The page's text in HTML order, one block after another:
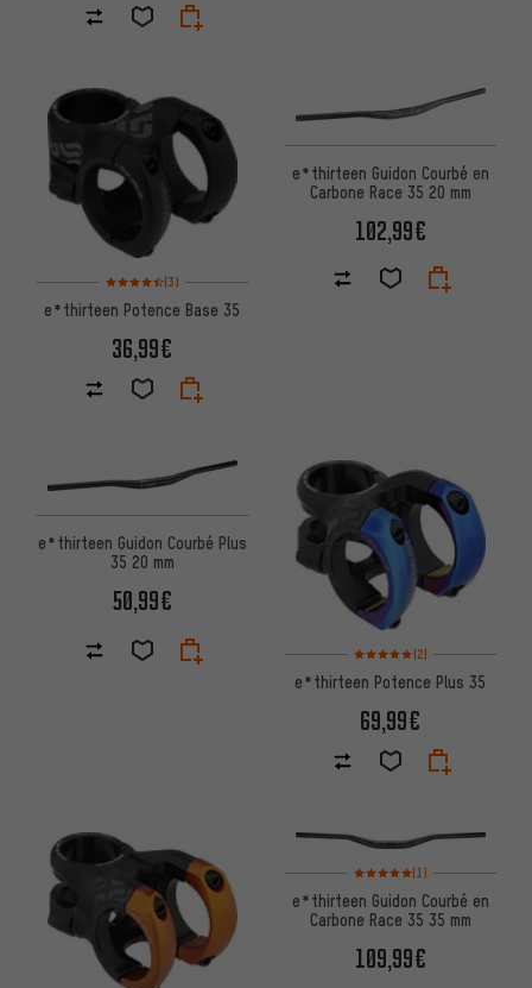
Note moyenne : 4,5 sur 5 d'après 3 avis
(3)
e*thirteen Potence Base 35
36,99€
e*thirteen Guidon Courbé en
Carbone Race 35 20 mm
102,99€
e*thirteen Guidon Courbé Plus
35 20 mm
50,99€
Note moyenne : 5 sur 5
(2)
e*thirteen Potence Plus 35
69,99€
Note moyenne : 5 sur 5
(1)
e*thirteen Guidon Courbé en
Carbone Race 35 35 mm
109,99€